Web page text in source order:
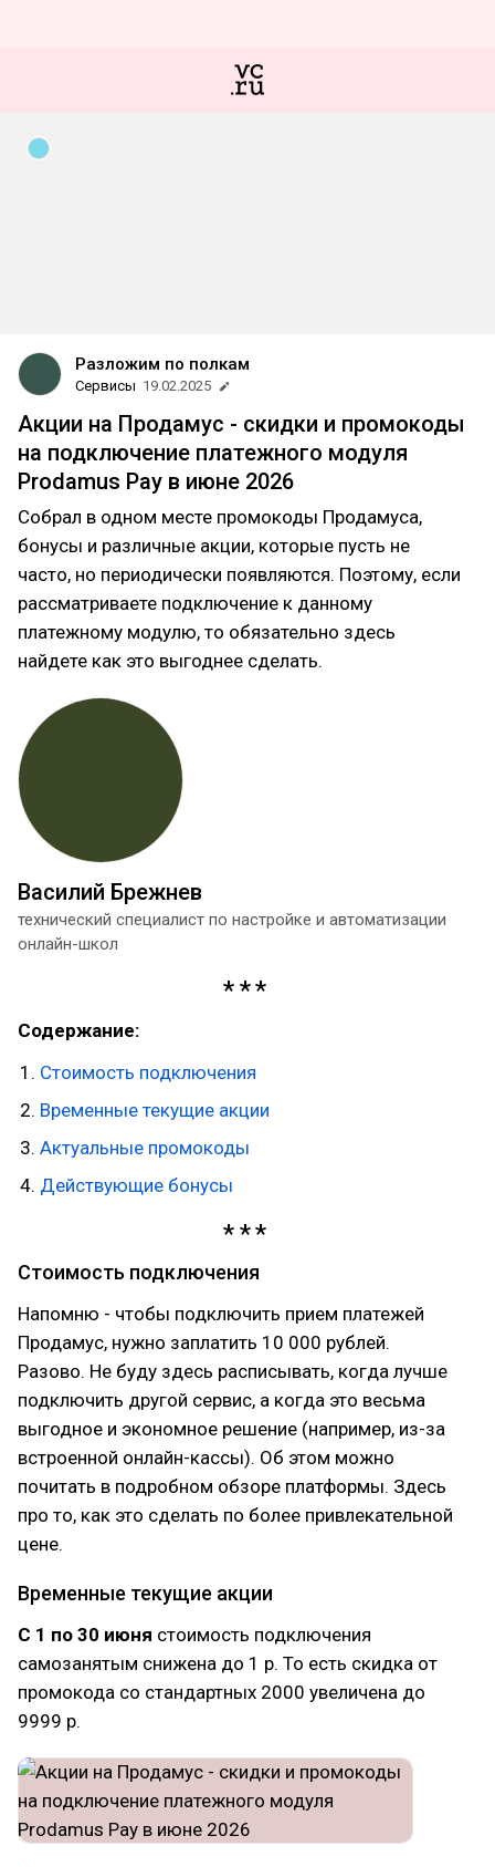
Разложим по полкам
Сервисы 19.02.2025
Акции на Продамус - скидки и промокоды
на подключение платежного модуля
Prodamus Pay в июне 2026
Собрал в одном месте промокоды Продамуса,
бонусы и различные акции, которые пусть не
часто, но периодически появляются. Поэтому, если
рассматриваете подключение к данному
платежному модулю, то обязательно здесь
найдете как это выгоднее сделать.
Василий Брежнев
технический специалист по настройке и автоматизации
онлайн-школ
Содержание:
Стоимость подключения
Временные текущие акции
Актуальные промокоды
Действующие бонусы
Стоимость подключения
Напомню - чтобы подключить прием платежей
Продамус, нужно заплатить 10 000 рублей.
Разово. Не буду здесь расписывать, когда лучше
подключить другой сервис, а когда это весьма
выгодное и экономное решение (например, из-за
встроенной онлайн-кассы). Об этом можно
почитать в подробном обзоре платформы. Здесь
про то, как это сделать по более привлекательной
цене.
Временные текущие акции
С 1 по 30 июня стоимость подключения
самозанятым снижена до 1 р. То есть скидка от
промокода со стандартных 2000 увеличена до
9999 р.